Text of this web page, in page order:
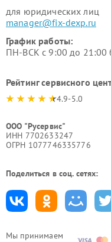
Мы принимаем
для юридических лиц
manager@fix-dexp.ru
График работы:
ПН-ВСК с 9:00 до 21:00
Рейтинг сервисного
4.9-5.0
ООО "Русервис"
ИНН 7702633247
ОГРН 1077746335776
Поделиться в соц. сетях: